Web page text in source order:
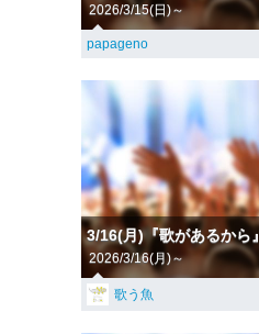
2026/3/15(日)～
papageno
3/16(月)『歌があるから』
2026/3/16(月)～
歌う魚